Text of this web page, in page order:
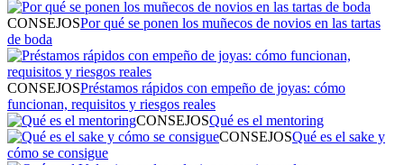
CONSEJOSPor qué se ponen los muñecos de novios en las tartas
de boda
CONSEJOSPréstamos rápidos con empeño de joyas: cómo
funcionan, requisitos y riesgos reales
CONSEJOSQué es el mentoring
CONSEJOSQué es el sake y
cómo se consigue